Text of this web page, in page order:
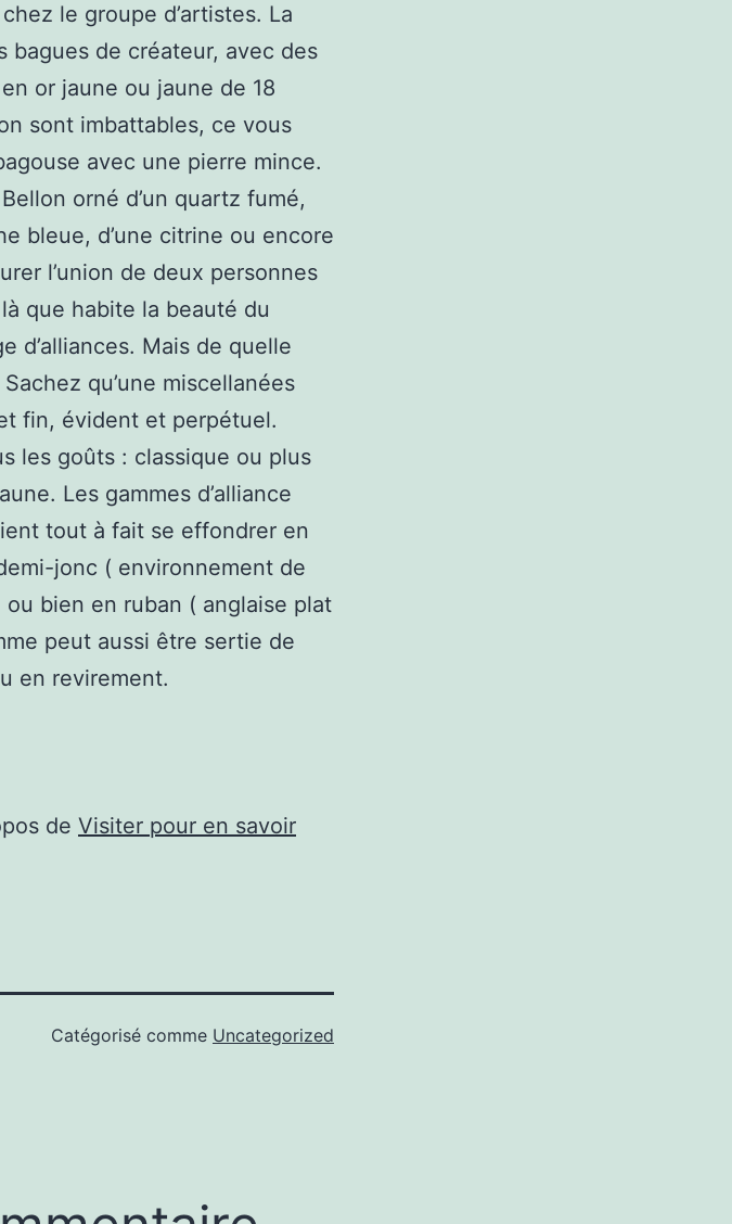
le groupe d’artistes. La
bagues de créateur, avec des
or jaune ou jaune de 18
sont imbattables, ce vous
avec une pierre mince.
orné d’un quartz fumé,
bleue, d’une citrine ou encore
l’union de deux personnes
que habite la beauté du
d’alliances. Mais de quelle
qu’une miscellanées
fin, évident et perpétuel.
les goûts : classique ou plus
Les gammes d’alliance
tout à fait se effondrer en
jonc ( environnement de
bien en ruban ( anglaise plat
peut aussi être sertie de
en revirement.
de Visiter pour en savoir
Catégorisé comme Uncategorized